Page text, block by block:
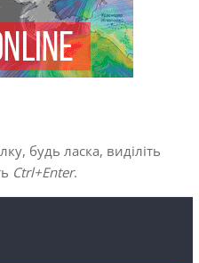
будь ласка, виділіть
Ctrl+Enter.